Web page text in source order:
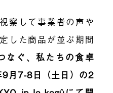
察して事業者の声や
した商品が並ぶ期間
なぐ、私たちの食卓
月7-8日（土日）の2